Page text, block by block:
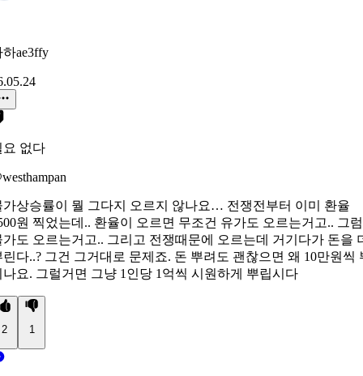
하ae3ffy
요 없다
가상승률이 뭘 그다지 오르지 않나요… 전쟁전부터 이미 환율
원 찍었는데.. 환율이 오르면 무조건 유가도 오르는거고.. 그럼
가도 오르는거고.. 그리고 전쟁때문에 오르는데 거기다가 돈을
린다..? 그건 그거대로 문제죠. 돈 뿌려도 괜찮으면 왜 10만원씩
나요. 그럴거면 그냥 1인당 1억씩 시원하게 뿌립시다
2 1